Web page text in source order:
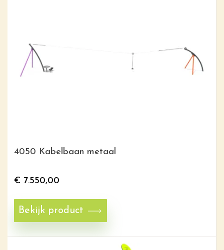
4050 Kabelbaan metaal
€ 7.550,00
Bekijk product